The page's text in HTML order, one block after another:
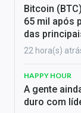
Bitcoin
65 mil após
das
22 hora(s)
HAPPY HOUR
A gente
duro com